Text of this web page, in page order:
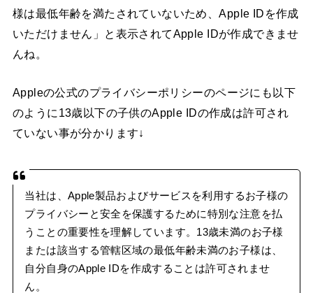
様は最低年齢を満たされていないため、Apple IDを作成
いただけません」と表示されてApple IDが作成できませ
んね。
Appleの公式のプライバシーポリシーのページにも以下
のように13歳以下の子供のApple IDの作成は許可され
ていない事が分かります↓
当社は、Apple製品およびサービスを利用するお子様の
プライバシーと安全を保護するために特別な注意を払
うことの重要性を理解しています。13歳未満のお子様
または該当する管轄区域の最低年齢未満のお子様は、
自分自身のApple IDを作成することは許可されませ
ん。